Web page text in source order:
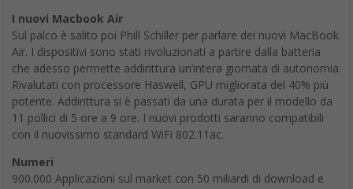
I nuovi Macbook Air
Sul palco è salito poi Phill Schiller per parlare dei nuovi MacBook
Air. I dispositivi sono stati rivoluzionati a partire dalla batteria
che adesso permette addirittura un’intera giornata di autonomia.
Rivalutati con processore Haswell, GPU migliorata del 40% più
potente. Addirittura si è passati da una durata per il modello da
11 pollici di 5 ore a 9 ore. I nuovi prodotti saranno compatibili
con il nuovissimo standard WiFi 802.11ac.
Numeri
900.000 Applicazioni sul market con 50 miliardi di download e